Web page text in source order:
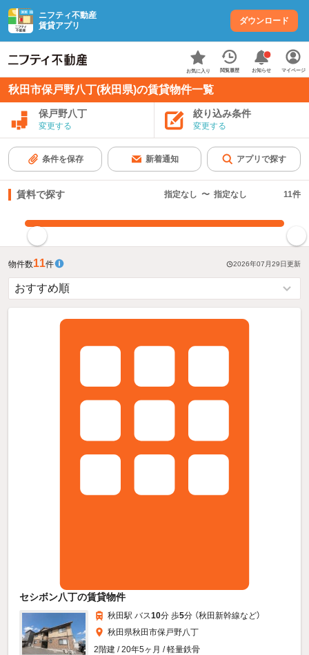
ニフティ不動産
賃貸アプリ
ダウンロード
お気に入り 閲覧履歴 お知らせ マイページ
秋田市保戸野八丁(秋田県)の賃貸物件一覧
保戸野八丁
変更する
絞り込み条件
変更する
条件を保存 新着通知 アプリで探す
賃料で探す 指定なし 〜 指定なし 11件
物件数11件 2026年07月29日更新
セシボン八丁の賃貸物件
秋田駅 バス10分 歩5分 （秋田新幹線など）
秋田県秋田市保戸野八丁
2階建 / 20年5ヶ月 / 軽量鉄骨